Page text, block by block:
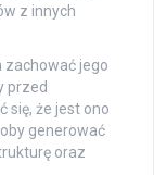
z innych
zachować jego
przed
się, że jest ono
generować
oraz